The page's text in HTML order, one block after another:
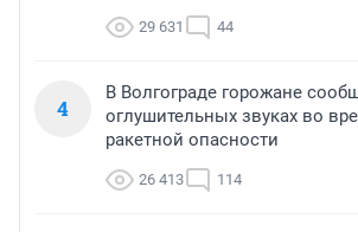
29 631 44
4
В Волгограде горожане
оглушительных звуках во
ракетной опасности
26 413 114